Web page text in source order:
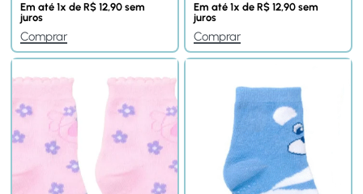
Em até 1x de R$ 12,90 sem
juros
Comprar
Em até 1x de R$ 12,90 sem
juros
Comprar